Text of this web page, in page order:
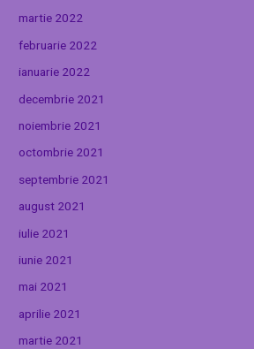
martie 2022
februarie 2022
ianuarie 2022
decembrie 2021
noiembrie 2021
octombrie 2021
septembrie 2021
august 2021
iulie 2021
iunie 2021
mai 2021
aprilie 2021
martie 2021